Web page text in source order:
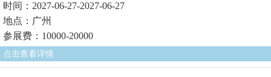
时间：2027-06-27-2027-06-27
地点：广州
参展费：10000-20000
点击查看详情